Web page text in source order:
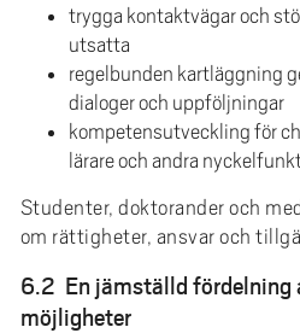
trygga kontaktvägar och
utsatta
regelbunden kartläggning
dialoger och uppföljningar
kompetensutveckling för
lärare och andra
Studenter, doktorander och
om rättigheter, ansvar och
6.2 En jämställd fördelning
möjligheter